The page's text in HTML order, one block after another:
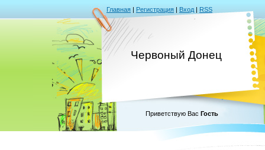
Главная | Регистрация | Вход | RSS
Червоный Донец
Приветствую Вас Гость